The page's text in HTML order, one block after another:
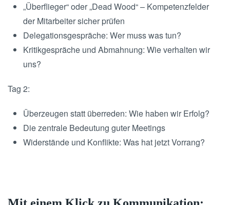
„Überflieger“ oder „Dead Wood“ – Kompetenzfelder
der Mitarbeiter sicher prüfen
Delegationsgespräche: Wer muss was tun?
Kritikgespräche und Abmahnung: Wie verhalten wir
uns?
Tag 2:
Überzeugen statt überreden: Wie haben wir Erfolg?
Die zentrale Bedeutung guter Meetings
Widerstände und Konflikte: Was hat jetzt Vorrang?